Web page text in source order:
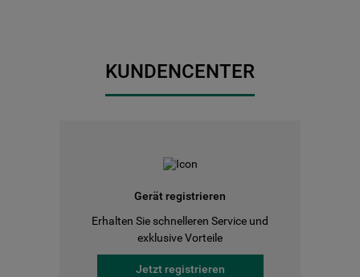
KUNDENCENTER
Gerät registrieren
Erhalten Sie schnelleren Service und
exklusive Vorteile
Jetzt registrieren